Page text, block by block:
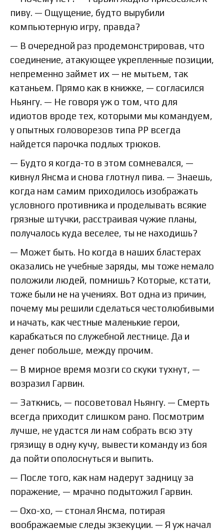
пиву. — Ощущение, будто вырубили
компьютерную игру, правда?
— В очередной раз продемонстрировав, что
соединение, атакующее укрепленные позиции,
непременно займет их — не мытьем, так
катаньем. Прямо как в книжке, — согласился
Ньянгу. — Не говоря уж о том, что для
идиотов вроде тех, которыми мы командуем,
у опытных головорезов типа РР всегда
найдется парочка подлых трюков.
— Будто я когда-то в этом сомневался, —
кивнул Янсма и снова глотнул пива. — Знаешь,
когда нам самим приходилось изображать
условного противника и проделывать всякие
грязные штучки, расстраивая чужие планы,
получалось куда веселее, ты не находишь?
— Может быть. Но когда в наших бластерах
оказались не учебные заряды, мы тоже немало
положили людей, помнишь? Которые, кстати,
тоже были не на учениях. Вот одна из причин,
почему мы решили сделаться честолюбивыми
и начать, как честные маленькие герои,
карабкаться по служебной лестнице. Да и
денег побольше, между прочим.
— В мирное время мозги со скуки тухнут, —
возразил Гарвин.
— Заткнись, — посоветовал Ньянгу. — Смерть
всегда приходит слишком рано. Посмотрим
лучше, не удастся ли нам собрать всю эту
грязищу в одну кучу, вывести команду из боя
да пойти ополоснуться и выпить.
— После того, как нам надерут задницу за
поражение, — мрачно подытожил Гарвин.
— Охо-хо, — стонал Янсма, потирая
воображаемые следы экзекуции. — Я уж начал